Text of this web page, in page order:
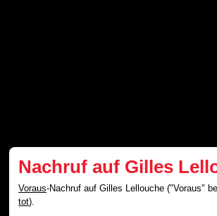
Nachruf auf Gilles
Voraus-Nachruf auf Gilles Lellouche ("Voraus"
tot).